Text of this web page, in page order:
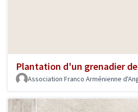
Plantation d'un grenadier
Association Franco Arménienne